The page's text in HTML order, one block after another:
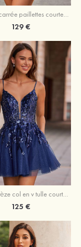
Fourreau carrée paillettes courte/mini robe de fête de la rentrée
129 €
Robe trapèze col en v tulle courte/mini robe de fête de la rentrée avec poches paillettes
125 €